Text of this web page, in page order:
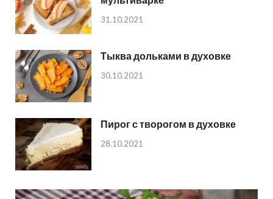
31.10.2021
Тыква дольками в духовке
30.10.2021
Пирог с творогом в духовке
28.10.2021